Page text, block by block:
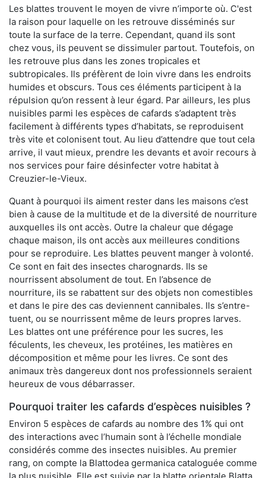
Les blattes trouvent le moyen de vivre n’importe où. C'est
la raison pour laquelle on les retrouve disséminés sur
toute la surface de la terre. Cependant, quand ils sont
chez vous, ils peuvent se dissimuler partout. Toutefois, on
les retrouve plus dans les zones tropicales et
subtropicales. Ils préfèrent de loin vivre dans les endroits
humides et obscurs. Tous ces éléments participent à la
répulsion qu’on ressent à leur égard. Par ailleurs, les plus
nuisibles parmi les espèces de cafards s’adaptent très
facilement à différents types d’habitats, se reproduisent
très vite et colonisent tout. Au lieu d’attendre que tout cela
arrive, il vaut mieux, prendre les devants et avoir recours à
nos services pour faire désinfecter votre habitat à
Creuzier-le-Vieux.
Quant à pourquoi ils aiment rester dans les maisons c’est
bien à cause de la multitude et de la diversité de nourriture
auxquelles ils ont accès. Outre la chaleur que dégage
chaque maison, ils ont accès aux meilleures conditions
pour se reproduire. Les blattes peuvent manger à volonté.
Ce sont en fait des insectes charognards. Ils se
nourrissent absolument de tout. En l’absence de
nourriture, ils se rabattent sur des objets non comestibles
et dans le pire des cas deviennent cannibales. Ils s’entre-
tuent, ou se nourrissent même de leurs propres larves.
Les blattes ont une préférence pour les sucres, les
féculents, les cheveux, les protéines, les matières en
décomposition et même pour les livres. Ce sont des
animaux très dangereux dont nos professionnels seraient
heureux de vous débarrasser.
Pourquoi traiter les cafards d’espèces nuisibles ?
Environ 5 espèces de cafards au nombre des 1% qui ont
des interactions avec l’humain sont à l’échelle mondiale
considérés comme des insectes nuisibles. Au premier
rang, on compte la Blattodea germanica cataloguée comme